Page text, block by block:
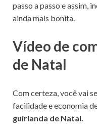
passo a passo e assim,
ainda mais bonita.
Vídeo de
de Natal
Com certeza, você vai
facilidade e economia
guirlanda de Natal.